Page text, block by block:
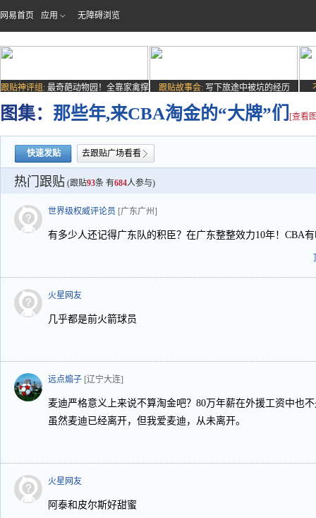
网易首页 应用 无障碍浏览
跟贴神评组: 最奇葩动物园！全靠家禽撑
场子
跟贴故事会: 写下旅途中被坑的经历
图集： 那些年,来CBA淘金的“大牌”们 [查看
快速发贴 去跟贴广场看看
热门跟贴 (跟贴93条 有684人参与)
世界级权威评论员 [广东广州]
有多少人还记得广东队的积臣？在广东整整效力10年！CBA
火星网友
几乎都是前火箭球员
远点煽子 [辽宁大连]
麦迪严格意义上来说不算淘金吧？80万年薪在外援工资中也
虽然麦迪已经离开，但我爱麦迪，从未离开。
火星网友
阿泰和皮尔斯好甜蜜